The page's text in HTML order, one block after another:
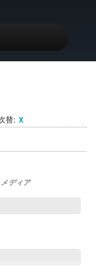
終了作品
ォーラム
料金プラン
替
メディア